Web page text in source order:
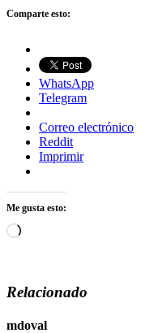
Comparte esto:
WhatsApp
Telegram
Correo electrónico
Reddit
Imprimir
Me gusta esto:
Cargando...
Relacionado
mdoval